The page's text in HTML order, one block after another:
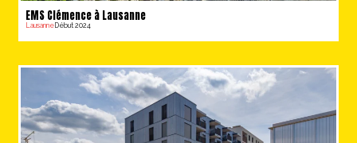
EMS Clémence à Lausanne
LausanneDébut 2024